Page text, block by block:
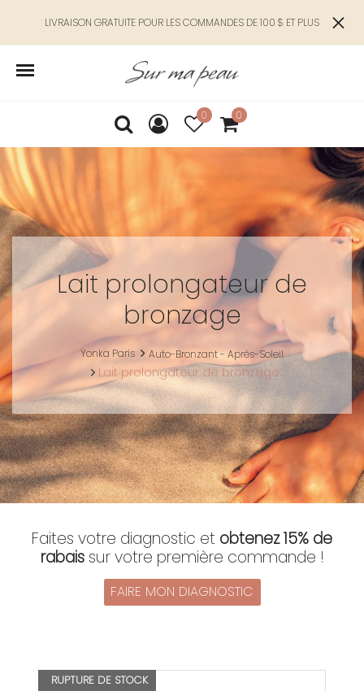
LIVRAISON GRATUITE POUR LES COMMANDES DE 100 $ ET PLUS
0 0
Lait prolongateur de
bronzage
Yonka Paris Auto-Bronzant - Après-Soleil
Lait prolongateur de bronzage
Faites votre diagnostic et obtenez 15% de
rabaissur votre première commande !
FAIRE MON DIAGNOSTIC
RUPTURE DE STOCK